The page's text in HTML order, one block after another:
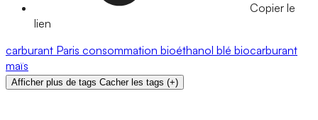
Copier le
lien
carburant Paris consommation bioéthanol blé biocarburant
maïs
Afficher plus de tags Cacher les tags (+)